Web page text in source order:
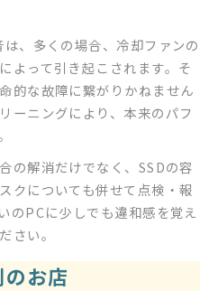
、多くの場合、冷却ファンの
よって引き起こされます。そ
的な故障に繋がりかねません
ーニングにより、本来のパフ
の解消だけでなく、SSDの容
クについても併せて点検・報
のPCに少しでも違和感を覚え
さい。
お店